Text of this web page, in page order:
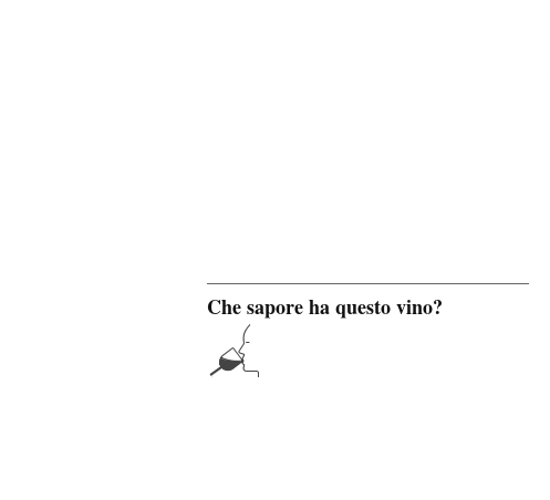
Che sapore ha questo vino?